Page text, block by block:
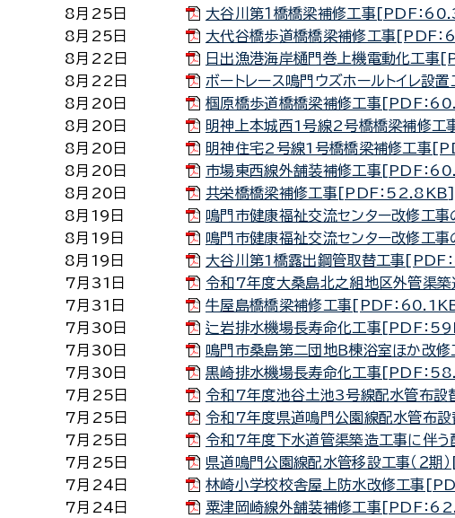
8月25日
大谷川第１橋橋梁補修工事[PDF：
8月25日
大代谷橋歩道橋橋梁補修工事[PDF
8月22日
日出漁港海岸樋門巻上機電動化工事
8月22日
ボートレース鳴門ウズホールトイレ
8月20日
椢原橋歩道橋橋梁補修工事[PDF：
8月20日
明神上本城西1号線2号橋橋梁補修
8月20日
明神住宅2号線1号橋橋梁補修工事
8月20日
市場東西線外舗装補修工事[PDF：
8月20日
共栄橋橋梁補修工事[PDF：52.8KB]
8月19日
鳴門市健康福祉交流センター改修工
8月19日
鳴門市健康福祉交流センター改修工
8月19日
大谷川第1橋露出鋼管取替工事[PDF
7月31日
令和7年度大桑島北之組地区外管渠
7月31日
牛屋島橋橋梁補修工事[PDF：
7月30日
辷岩排水機場長寿命化工事[PDF：
7月30日
鳴門市桑島第二団地Ｂ棟浴室ほか改
7月30日
黒崎排水機場長寿命化工事[PDF：
7月25日
令和7年度池谷土池3号線配水管布
7月25日
令和7年度県道鳴門公園線配水管布
7月25日
令和7年度下水道管渠築造工事に伴
7月25日
県道鳴門公園線配水管移設工事（２
7月24日
林崎小学校校舎屋上防水改修工事
7月24日
粟津岡崎線外舗装補修工事[PDF：